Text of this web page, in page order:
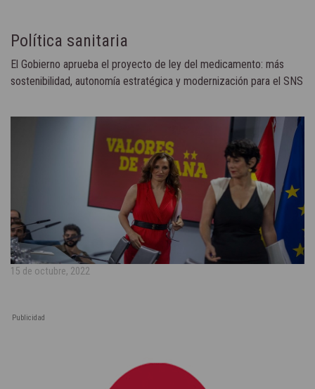
Política sanitaria
El Gobierno aprueba el proyecto de ley del medicamento: más
sostenibilidad, autonomía estratégica y modernización para el SNS
15 de octubre, 2022
Publicidad